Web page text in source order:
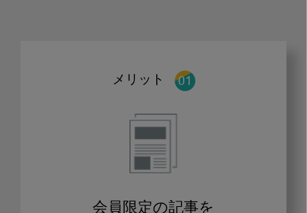
メリット
会員限定の記事を